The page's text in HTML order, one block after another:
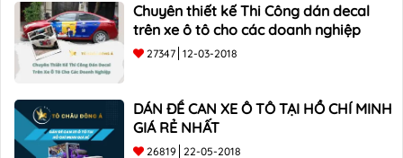
Chuyên thiết kế Thi Công dán decal
trên xe ô tô cho các doanh nghiệp
27347 12-03-2018
DÁN ĐỀ CAN XE Ô TÔ TẠI HỒ CHÍ MINH
GIÁ RẺ NHẤT
26819 22-05-2018